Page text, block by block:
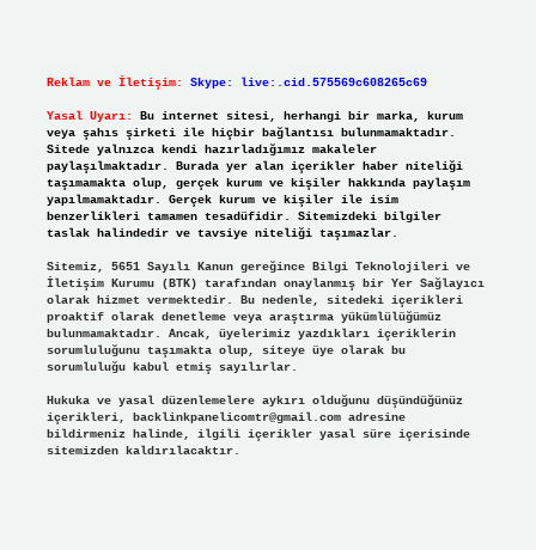
Reklam ve İletişim: Skype: live:.cid.575569c608265c69
Yasal Uyarı:
Bu internet sitesi, herhangi bir marka, kurum
veya şahıs şirketi ile hiçbir bağlantısı bulunmamaktadır.
Sitede yalnızca kendi hazırladığımız makaleler
paylaşılmaktadır. Burada yer alan içerikler haber niteliği
taşımamakta olup, gerçek kurum ve kişiler hakkında paylaşım
yapılmamaktadır. Gerçek kurum ve kişiler ile isim
benzerlikleri tamamen tesadüfidir. Sitemizdeki bilgiler
taslak halindedir ve tavsiye niteliği taşımazlar.
Sitemiz, 5651 Sayılı Kanun gereğince Bilgi Teknolojileri ve
İletişim Kurumu (BTK) tarafından onaylanmış bir Yer Sağlayıcı
olarak hizmet vermektedir. Bu nedenle, sitedeki içerikleri
proaktif olarak denetleme veya araştırma yükümlülüğümüz
bulunmamaktadır. Ancak, üyelerimiz yazdıkları içeriklerin
sorumluluğunu taşımakta olup, siteye üye olarak bu
sorumluluğu kabul etmiş sayılırlar.
Hukuka ve yasal düzenlemelere aykırı olduğunu düşündüğünüz
içerikleri,
backlinkpanelicomtr@gmail.comadresine
bildirmeniz halinde, ilgili içerikler yasal süre içerisinde
sitemizden kaldırılacaktır.